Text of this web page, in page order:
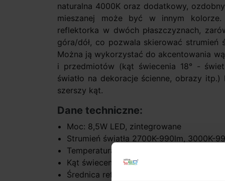
naturalna 4000K oraz dodatkowy,
mieszanej może być w innym
reflektorka w dwóch płaszczyznach,
góra/dół, co pozwala skierować strumień
Można ją wykorzystać do akcentowania
i przedmiotów (kąt świecenia 18° -
światło na dekoracje ścienne, obrazy
szerszy kąt.
Dane techniczne:
Moc: 8,5W LED, zintegrowane
Strumień światła 2700K-990lm, 3000K-
Temperatura barwy światła: biała
Kąt świecenia: 18°, 35°
Średnica reflektora 6cm